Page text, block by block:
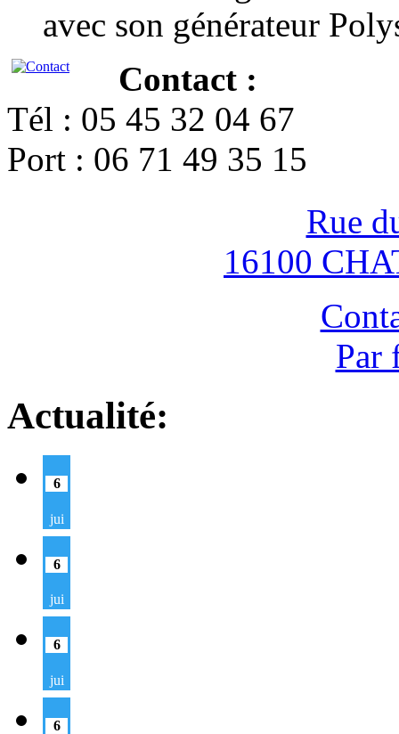
avec son générateur
Contact :
Tél : 05 45 32 04 67
Port : 06 71 49 35 15
Rue
16100
Par
Actualité:
6
jui
6
jui
6
jui
6